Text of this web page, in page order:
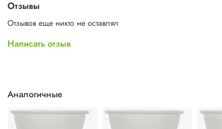
Отзывы
Отзывов еще никто не оставлял
Написать отзыв
Аналогичные